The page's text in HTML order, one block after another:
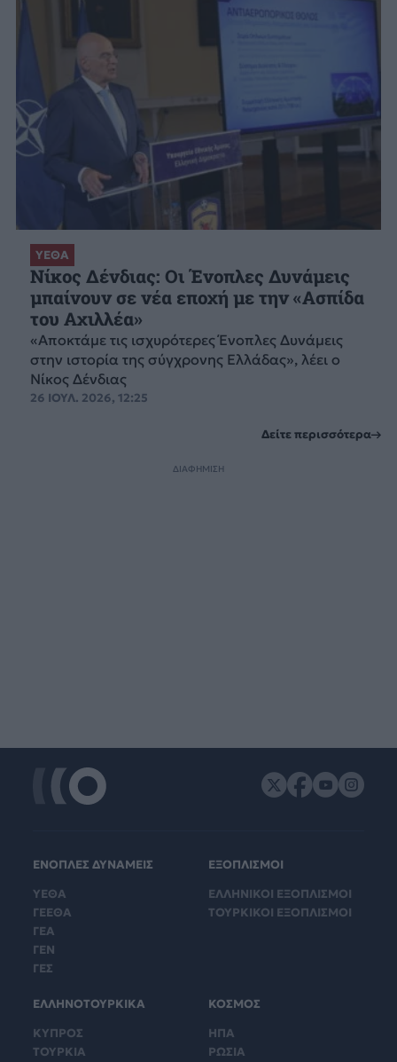
ΥΕΘΑ
Νίκος Δένδιας: Οι Ένοπλες Δυνάμεις
μπαίνουν σε νέα εποχή με την «Ασπίδα
του Αχιλλέα»
«Αποκτάμε τις ισχυρότερες Ένοπλες Δυνάμεις
στην ιστορία της σύγχρονης Ελλάδας», λέει ο
Νίκος Δένδιας
26 ΙΟΥΛ. 2026, 12:25
Δείτε περισσότερα
ΔΙΑΦΗΜΙΣΗ
ΕΝΟΠΛΕΣ ΔΥΝΑΜΕΙΣ
ΥΕΘΑ
ΓΕΕΘΑ
ΓΕΑ
ΓΕΝ
ΓΕΣ
ΕΞΟΠΛΙΣΜΟΙ
ΕΛΛΗΝΙΚΟΙ ΕΞΟΠΛΙΣΜΟΙ
ΤΟΥΡΚΙΚΟΙ ΕΞΟΠΛΙΣΜΟΙ
ΕΛΛΗΝΟΤΟΥΡΚΙΚΑ
ΚΥΠΡΟΣ
ΤΟΥΡΚΙΑ
ΚΟΣΜΟΣ
ΗΠΑ
ΡΩΣΙΑ